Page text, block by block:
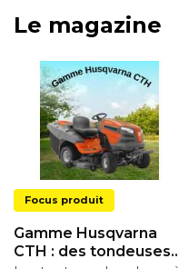
Le magazine
Focus produit
Gamme Husqvarna
CTH : des tondeuses